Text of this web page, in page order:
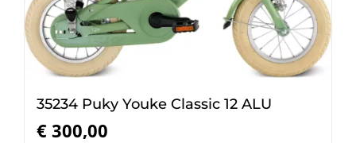
35234 Puky Youke Classic 12 ALU
€ 300,00